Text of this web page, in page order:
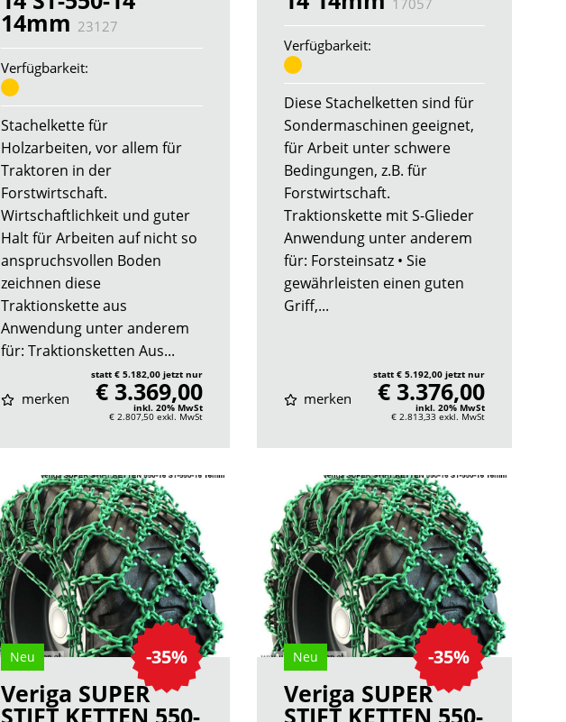
14mm 23127
Verfügbarkeit:
Stachelkette für
Holzarbeiten, vor allem für
Traktoren in der
Forstwirtschaft.
Wirtschaftlichkeit und guter
Halt für Arbeiten auf nicht so
anspruchsvollen Boden
zeichnen diese
Traktionskette aus
Anwendung unter anderem
für: Traktionsketten Aus...
merken
statt € 5.182,00 jetzt nur
€ 3.369,00
inkl. 20% MwSt
€ 2.807,50 exkl. MwSt
17057
Verfügbarkeit:
Diese Stachelketten sind für
Sondermaschinen geeignet,
für Arbeit unter schwere
Bedingungen, z.B. für
Forstwirtschaft.
Traktionskette mit S-Glieder
Anwendung unter anderem
für: Forsteinsatz • Sie
gewährleisten einen guten
Griff,...
merken
statt € 5.192,00 jetzt nur
€ 3.376,00
inkl. 20% MwSt
€ 2.813,33 exkl. MwSt
-35%
Neu
Veriga SUPER
STIFT KETTEN 550-
-35%
Neu
Veriga SUPER
STIFT KETTEN 550-